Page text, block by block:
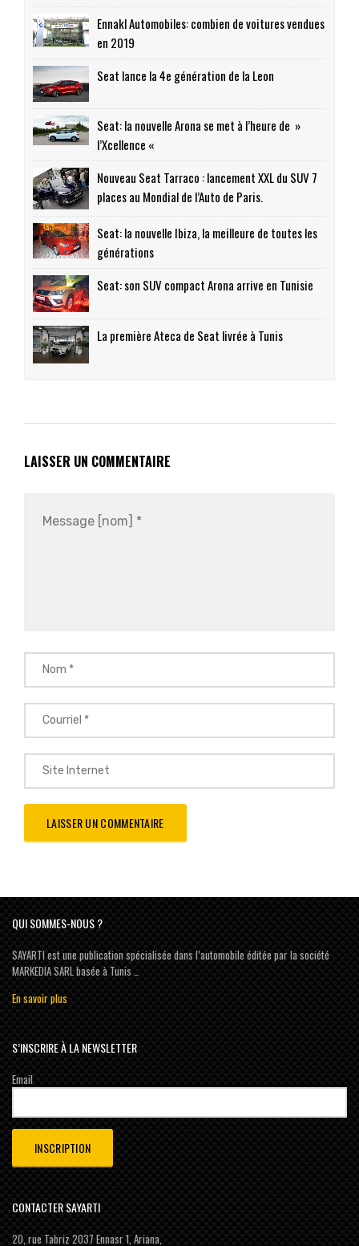
Ennakl Automobiles: combien de voitures vendues
en 2019
Seat lance la 4e génération de la Leon
Seat: la nouvelle Arona se met à l’heure de »
l’Xcellence «
Nouveau Seat Tarraco : lancement XXL du SUV 7
places au Mondial de l’Auto de Paris.
Seat: la nouvelle Ibiza, la meilleure de toutes les
générations
Seat: son SUV compact Arona arrive en Tunisie
La première Ateca de Seat livrée à Tunis
LAISSER UN COMMENTAIRE
QUI SOMMES-NOUS ?
SAYARTI est une publication spécialisée dans l’automobile éditée par la société
MARKEDIA SARL basée à Tunis …
En savoir plus
S’INSCRIRE À LA NEWSLETTER
Email
CONTACTER SAYARTI
20, rue Tabriz 2037 Ennasr 1, Ariana,